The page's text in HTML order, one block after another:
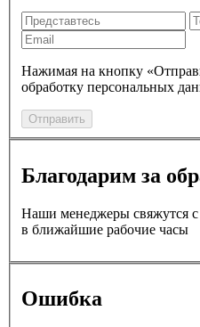
Нажимая на кнопку
обработку персональных
Отправить
Благодарим за
Наши менеджеры свяжутся
в ближайшие рабочие часы
Ошибка